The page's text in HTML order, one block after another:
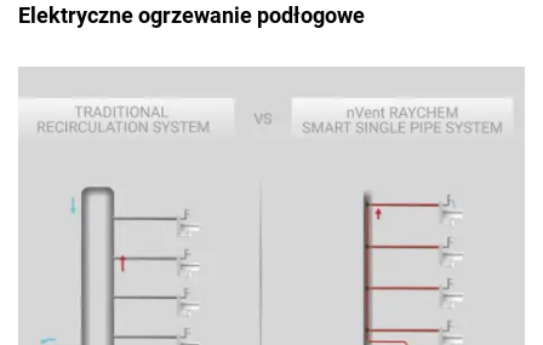
Elektryczne ogrzewanie podłogowe